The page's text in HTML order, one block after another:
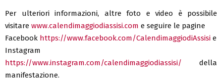
Per ulteriori informazioni, altre foto e video è possibile
visitare www.calendimaggiodiassisi.com e seguire le pagine
Facebook https://www.facebook.com/CalendimaggiodiAssisi e
Instagram
https://www.instagram.com/calendimaggiodiassisi/ della
manifestazione.